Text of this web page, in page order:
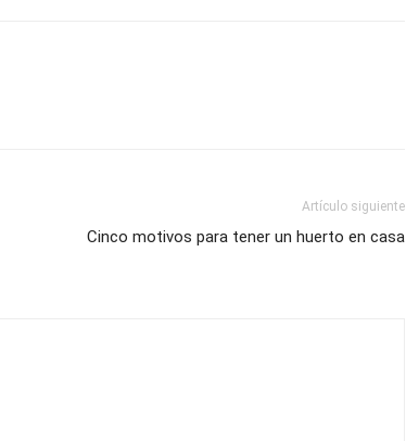
Artículo siguiente
Cinco motivos para tener un huerto en casa